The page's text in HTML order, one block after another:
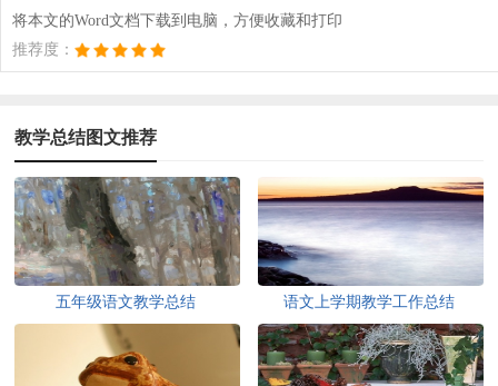
将本文的Word文档下载到电脑，方便收藏和打印
推荐度：
教学总结图文推荐
五年级语文教学总结 语文上学期教学工作总结